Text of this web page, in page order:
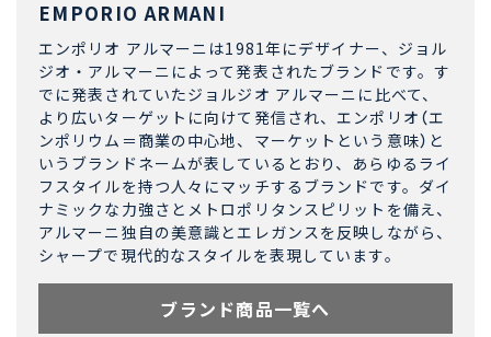
EMPORIO ARMANI
エンポリオ アルマーニは1981年にデザイナー、ジョル
ジオ・アルマーニによって発表されたブランドです。す
でに発表されていたジョルジオ アルマーニに比べて、
より広いターゲットに向けて発信され、エンポリオ（エ
ンポリウム＝商業の中心地、マーケットという意味）と
いうブランドネームが表しているとおり、あらゆるライ
フスタイルを持つ人々にマッチするブランドです。ダイ
ナミックな力強さとメトロポリタンスピリットを備え、
アルマーニ独自の美意識とエレガンスを反映しながら、
シャープで現代的なスタイルを表現しています。
ブランド商品一覧へ